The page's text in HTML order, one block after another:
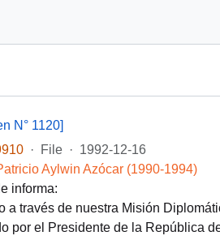
N° 1120]
· File · 1992-12-16
Aylwin Azócar (1990-1994)
informa:
a través de nuestra Misión
por el Presidente de la República